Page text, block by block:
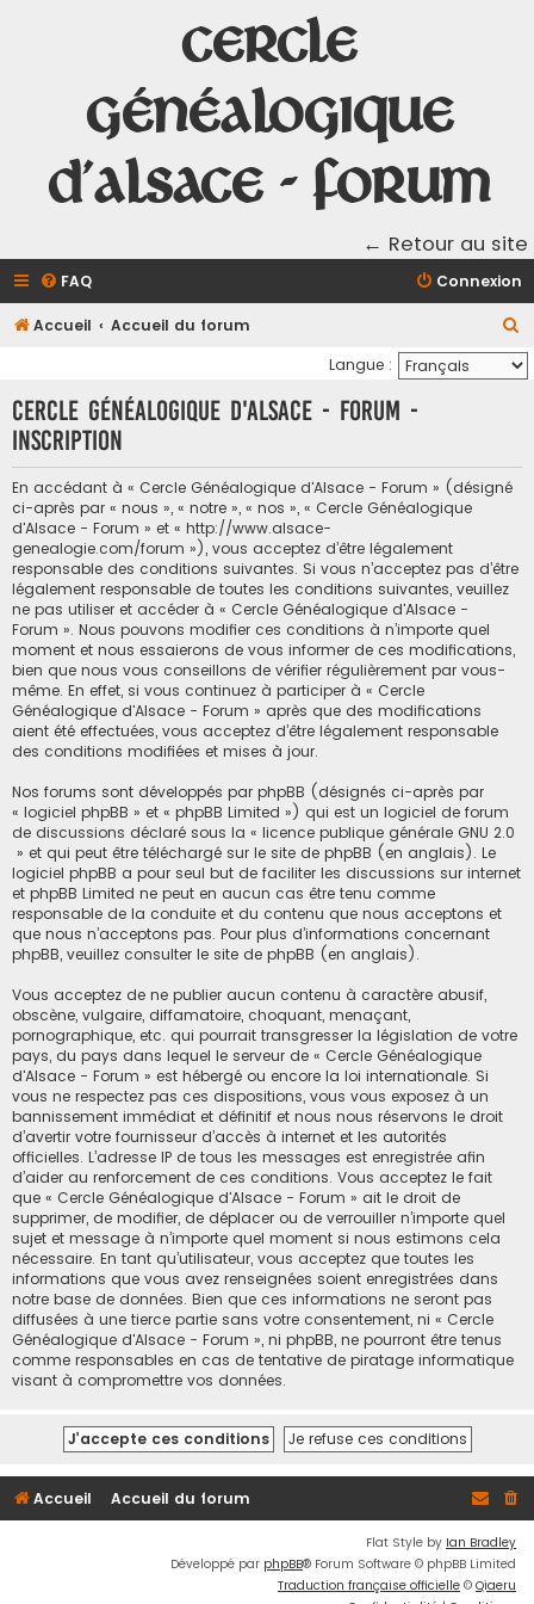
Cercle
Généalogique
d'Alsace - Forum
← Retour au site
FAQ Connexion
Accueil Accueil du forum
e
c
Langue :
Cercle Généalogique d'Alsace - Forum -
Inscription
En accédant à « Cercle Généalogique d'Alsace - Forum » (désigné
ci-après par « nous », « notre », « nos », « Cercle Généalogique
d'Alsace - Forum » et « http://www.alsace-
genealogie.com/forum »), vous acceptez d’être légalement
responsable des conditions suivantes. Si vous n’acceptez pas d’être
légalement responsable de toutes les conditions suivantes, veuillez
ne pas utiliser et accéder à « Cercle Généalogique d'Alsace -
Forum ». Nous pouvons modifier ces conditions à n’importe quel
moment et nous essaierons de vous informer de ces modifications,
bien que nous vous conseillons de vérifier régulièrement par vous-
même. En effet, si vous continuez à participer à « Cercle
Généalogique d'Alsace - Forum » après que des modifications
aient été effectuées, vous acceptez d’être légalement responsable
des conditions modifiées et mises à jour.
Nos forums sont développés par phpBB (désignés ci-après par
« logiciel phpBB » et « phpBB Limited ») qui est un logiciel de forum
de discussions déclaré sous la « licence publique générale GNU 2.0
» et qui peut être téléchargé sur le site de phpBB (en anglais). Le
logiciel phpBB a pour seul but de faciliter les discussions sur internet
et phpBB Limited ne peut en aucun cas être tenu comme
responsable de la conduite et du contenu que nous acceptons et
que nous n’acceptons pas. Pour plus d’informations concernant
phpBB, veuillez consulter le site de phpBB (en anglais).
Vous acceptez de ne publier aucun contenu à caractère abusif,
obscène, vulgaire, diffamatoire, choquant, menaçant,
pornographique, etc. qui pourrait transgresser la législation de votre
pays, du pays dans lequel le serveur de « Cercle Généalogique
d'Alsace - Forum » est hébergé ou encore la loi internationale. Si
vous ne respectez pas ces dispositions, vous vous exposez à un
bannissement immédiat et définitif et nous nous réservons le droit
d’avertir votre fournisseur d’accès à internet et les autorités
officielles. L’adresse IP de tous les messages est enregistrée afin
d’aider au renforcement de ces conditions. Vous acceptez le fait
que « Cercle Généalogique d'Alsace - Forum » ait le droit de
supprimer, de modifier, de déplacer ou de verrouiller n’importe quel
sujet et message à n’importe quel moment si nous estimons cela
nécessaire. En tant qu’utilisateur, vous acceptez que toutes les
informations que vous avez renseignées soient enregistrées dans
notre base de données. Bien que ces informations ne seront pas
diffusées à une tierce partie sans votre consentement, ni « Cercle
Généalogique d'Alsace - Forum », ni phpBB, ne pourront être tenus
comme responsables en cas de tentative de piratage informatique
visant à compromettre vos données.
Accueil Accueil du forum
Flat Style by Ian Bradley
Développé par phpBB® Forum Software © phpBB Limited
Traduction française officielle © Qiaeru